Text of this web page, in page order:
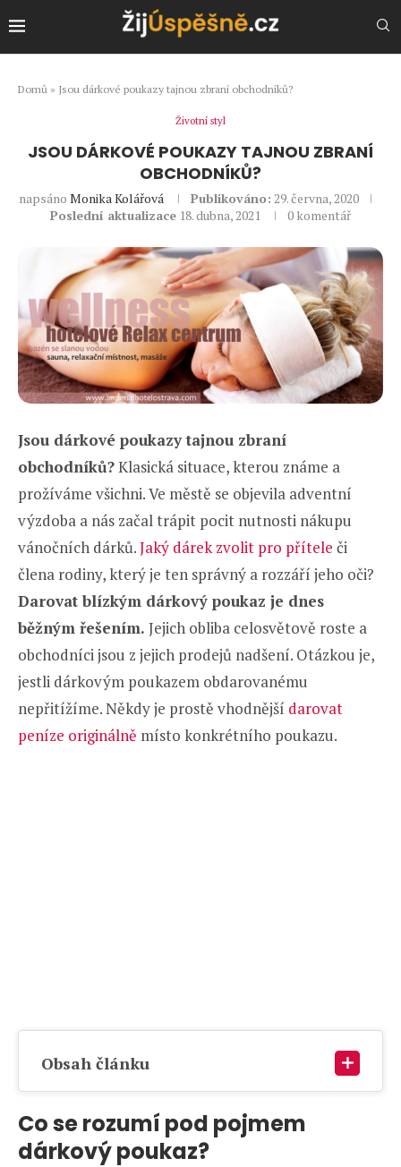
Domů » Jsou dárkové poukazy tajnou zbraní obchodníků?
Životní styl
JSOU DÁRKOVÉ POUKAZY TAJNOU ZBRANÍ
OBCHODNÍKŮ?
napsáno Monika Kolářová Publikováno: 29. června, 2020
Poslední aktualizace 18. dubna, 2021 0 komentář
Jsou dárkové poukazy tajnou zbraní
obchodníků?Klasická situace, kterou známe a
prožíváme všichni. Ve městě se objevila adventní
výzdoba a nás začal trápit pocit nutnosti nákupu
vánočních dárků.Jaký dárek zvolit pro přítele či
člena rodiny, který je ten správný a rozzáří jeho oči?
Darovat blízkým dárkový poukaz je dnes
běžným řešením. Jejich obliba celosvětově roste a
obchodníci jsou z jejich prodejů nadšení. Otázkou je,
jestli dárkovým poukazem obdarovanému
nepřitížíme. Někdy je prostě vhodnější darovat
peníze originálně místo konkrétního poukazu.
Obsah článku
Co se rozumí pod pojmem
dárkový poukaz?